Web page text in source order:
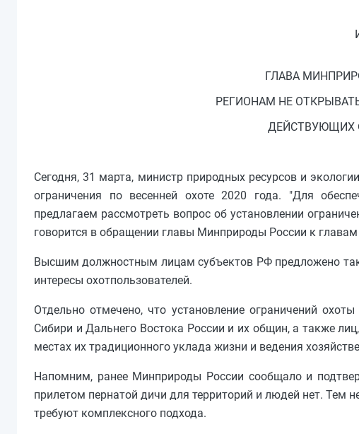
ГЛАВА
РЕГИОНАМ НЕ
ДЕЙСТВУЮЩИХ
Сегодня, 31 марта, министр природных ресурсов и
ограничения по весенней охоте 2020 года. "Для
предлагаем рассмотреть вопрос об установлении
говорится в обращении главы Минприроды России к главам
Высшим должностным лицам субъектов РФ предложено
интересы охотпользователей.
Отдельно отмечено, что установление ограничений
Сибири и Дальнего Востока России и их общин, а также
местах их традиционного уклада жизни и ведения
Напомним, ранее Минприроды России сообщало и
прилетом пернатой дичи для территорий и людей нет. Тем
требуют комплексного подхода.